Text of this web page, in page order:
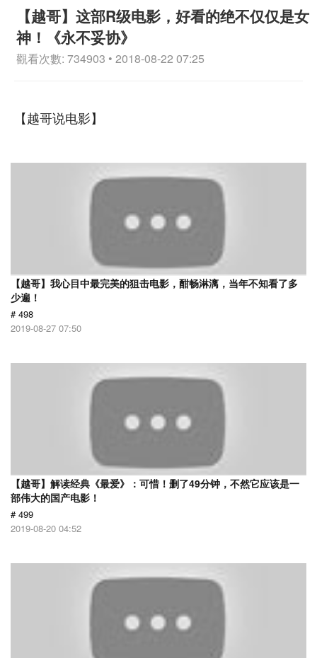
【越哥】这部R级电影，好看的绝不仅仅是女
神！《永不妥协》
觀看次數: 734903 • 2018-08-22 07:25
【越哥说电影】
【越哥】我心目中最完美的狙击电影，酣畅淋漓，当年不知看了多
少遍！
# 498
2019-08-27 07:50
【越哥】解读经典《最爱》：可惜！删了49分钟，不然它应该是一
部伟大的国产电影！
# 499
2019-08-20 04:52